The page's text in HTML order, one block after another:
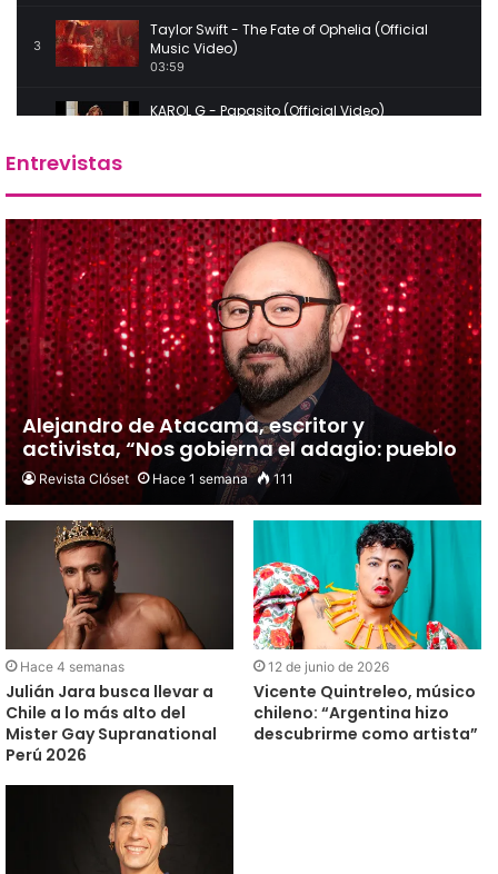
3
Taylor Swift - The Fate of Ophelia (Official
Music Video)
03:59
KAROL G - Papasito (Official Video)
Ana Mena, Belinda - LAS 12 (Official Video)
6
ROSALÍA - La Perla (Official Video) ft. Yahritza Y
Su Esencia
03:30
7
Dua Lipa - Dance The Night (From Barbie The
Album) [Official Music Video]
03:32
Entrevistas
Alejandro de Atacama, escritor y
activista, “Nos gobierna el adagio: pueblo
chico, infierno grande”
Revista Clóset Hace 1 semana 111
Hace 4 semanas
Julián Jara busca llevar a
Chile a lo más alto del
Mister Gay Supranational
Perú 2026
12 de junio de 2026
Vicente Quintreleo, músico
chileno: “Argentina hizo
descubrirme como artista”